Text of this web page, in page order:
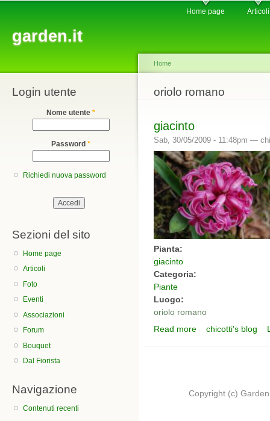
garden.it
Home page Articoli
Login utente
Nome utente *
Password *
Richiedi nuova password
Sezioni del sito
Home page
Articoli
Foto
Eventi
Associazioni
Forum
Bouquet
Dal Fiorista
Navigazione
Contenuti recenti
You are here
Home
oriolo romano
giacinto
Sab, 30/05/2009 - 11:48pm —
Pianta:
giacinto
Categoria:
Piante
Luogo:
oriolo romano
Read more about giacinto
chicotti's blog
Copyright (c)